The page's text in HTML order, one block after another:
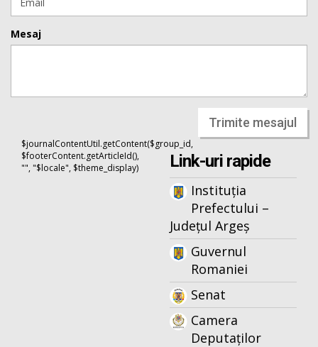
Mesaj
Trimite mesajul
$journalContentUtil.getContent($group_id,
$footerContent.getArticleId(),
"", "$locale", $theme_display)
Link-uri rapide
Instituția
Prefectului –
Județul Argeș
Guvernul
Romaniei
Senat
Camera
Deputaților